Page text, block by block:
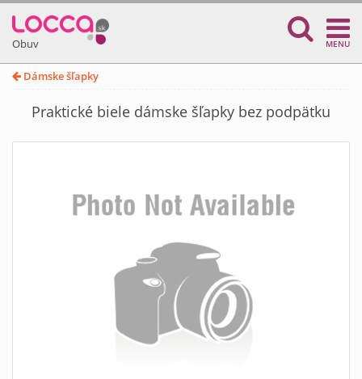
Obuv MENU
Dámske šľapky
Praktické biele dámske šľapky bez podpätku